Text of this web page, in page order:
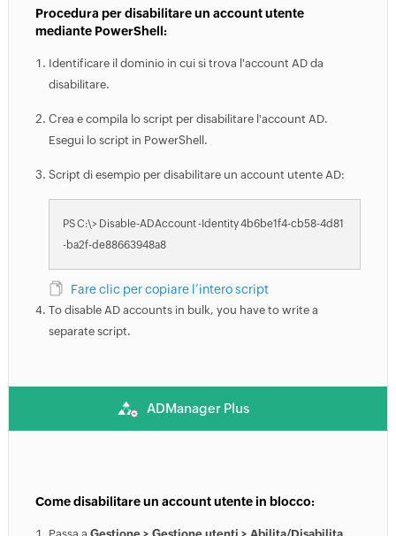
Procedura per disabilitare un account utente
mediante PowerShell:
Identificare il dominio in cui si trova l'account AD da
disabilitare.
Crea e compila lo script per disabilitare l'account AD.
Esegui lo script in PowerShell.
Script di esempio per disabilitare un account utente AD:
PS C:\> Disable-ADAccount -Identity 4b6be1f4-cb58-4d81
-ba2f-de88663948a8
Fare clic per copiare l’intero script
To disable AD accounts in bulk, you have to write a
separate script.
ADManager Plus
Come disabilitare un account utente in blocco: